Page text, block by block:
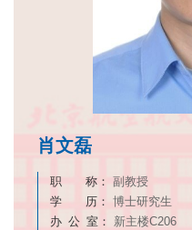
肖文磊
职 称： 副教授
学 历： 博士研究生
办 公 室： 新主楼C206